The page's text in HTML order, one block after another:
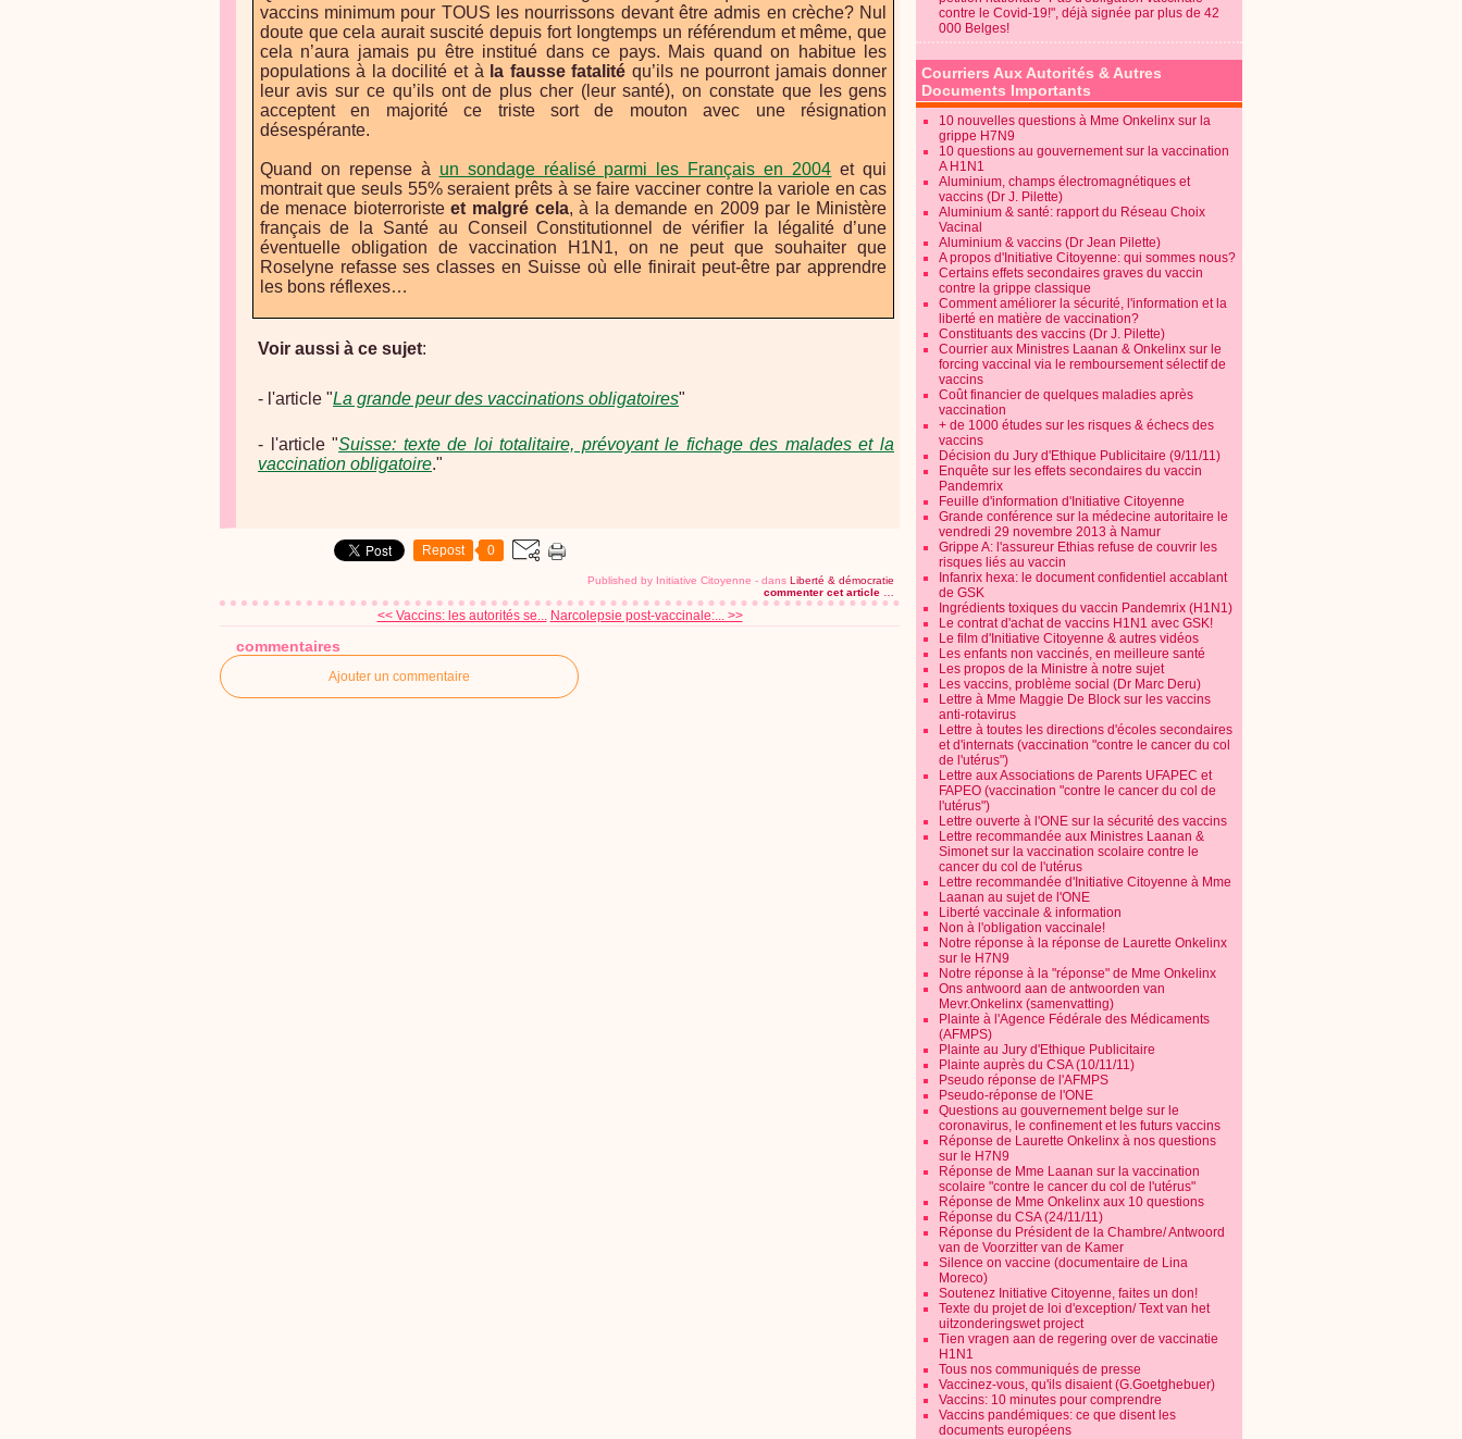
vaccins minimum pour TOUS les nourrissons devant être admis en crèche? Nul
doute que cela aurait suscité depuis fort longtemps un référendum et même, que
cela n’aura jamais pu être institué dans ce pays. Mais quand on habitue les
populations à la docilité et à la fausse fatalité qu’ils ne pourront jamais donner
leur avis sur ce qu’ils ont de plus cher (leur santé), on constate que les gens
acceptent en majorité ce triste sort de mouton avec une résignation
désespérante.
Quand on repense à un sondage réalisé parmi les Français en 2004 et qui
montrait que seuls 55% seraient prêts à se faire vacciner contre la variole en cas
de menace bioterroristeet malgré cela, à la demande en 2009 par le Ministère
français de la Santé au Conseil Constitutionnel de vérifier la légalité d’une
éventuelle obligation de vaccination H1N1, on ne peut que souhaiter que
Roselyne refasse ses classes en Suisse où elle finirait peut-être par apprendre
les bons réflexes…
Voir aussi à ce sujet:
- l'article "La grande peur des vaccinations obligatoires"
- l'article "Suisse: texte de loi totalitaire, prévoyant le fichage des malades et la
vaccination obligatoire."
Repost 0
Published by Initiative Citoyenne - dans Liberté & démocratie
commenter cet article …
<< Vaccins: les autorités se... Narcolepsie post-vaccinale:... >>
commentaires
Ajouter un commentaire
contre le Covid-19!", déjà signée par plus de 42
000 Belges!
Courriers Aux Autorités & Autres
Documents Importants
10 nouvelles questions à Mme Onkelinx sur la
grippe H7N9
10 questions au gouvernement sur la vaccination
A H1N1
Aluminium, champs électromagnétiques et
vaccins (Dr J. Pilette)
Aluminium & santé: rapport du Réseau Choix
Vacinal
Aluminium & vaccins (Dr Jean Pilette)
A propos d'Initiative Citoyenne: qui sommes nous?
Certains effets secondaires graves du vaccin
contre la grippe classique
Comment améliorer la sécurité, l'information et la
liberté en matière de vaccination?
Constituants des vaccins (Dr J. Pilette)
Courrier aux Ministres Laanan & Onkelinx sur le
forcing vaccinal via le remboursement sélectif de
vaccins
Coût financier de quelques maladies après
vaccination
+ de 1000 études sur les risques & échecs des
vaccins
Décision du Jury d'Ethique Publicitaire (9/11/11)
Enquête sur les effets secondaires du vaccin
Pandemrix
Feuille d'information d'Initiative Citoyenne
Grande conférence sur la médecine autoritaire le
vendredi 29 novembre 2013 à Namur
Grippe A: l'assureur Ethias refuse de couvrir les
risques liés au vaccin
Infanrix hexa: le document confidentiel accablant
de GSK
Ingrédients toxiques du vaccin Pandemrix (H1N1)
Le contrat d'achat de vaccins H1N1 avec GSK!
Le film d'Initiative Citoyenne & autres vidéos
Les enfants non vaccinés, en meilleure santé
Les propos de la Ministre à notre sujet
Les vaccins, problème social (Dr Marc Deru)
Lettre à Mme Maggie De Block sur les vaccins
anti-rotavirus
Lettre à toutes les directions d'écoles secondaires
et d'internats (vaccination "contre le cancer du col
de l'utérus")
Lettre aux Associations de Parents UFAPEC et
FAPEO (vaccination "contre le cancer du col de
l'utérus")
Lettre ouverte à l'ONE sur la sécurité des vaccins
Lettre recommandée aux Ministres Laanan &
Simonet sur la vaccination scolaire contre le
cancer du col de l'utérus
Lettre recommandée d'Initiative Citoyenne à Mme
Laanan au sujet de l'ONE
Liberté vaccinale & information
Non à l'obligation vaccinale!
Notre réponse à la réponse de Laurette Onkelinx
sur le H7N9
Notre réponse à la "réponse" de Mme Onkelinx
Ons antwoord aan de antwoorden van
Mevr.Onkelinx (samenvatting)
Plainte à l'Agence Fédérale des Médicaments
(AFMPS)
Plainte au Jury d'Ethique Publicitaire
Plainte auprès du CSA (10/11/11)
Pseudo réponse de l'AFMPS
Pseudo-réponse de l'ONE
Questions au gouvernement belge sur le
coronavirus, le confinement et les futurs vaccins
Réponse de Laurette Onkelinx à nos questions
sur le H7N9
Réponse de Mme Laanan sur la vaccination
scolaire "contre le cancer du col de l'utérus"
Réponse de Mme Onkelinx aux 10 questions
Réponse du CSA (24/11/11)
Réponse du Président de la Chambre/ Antwoord
van de Voorzitter van de Kamer
Silence on vaccine (documentaire de Lina
Moreco)
Soutenez Initiative Citoyenne, faites un don!
Texte du projet de loi d'exception/ Text van het
uitzonderingswet project
Tien vragen aan de regering over de vaccinatie
H1N1
Tous nos communiqués de presse
Vaccinez-vous, qu'ils disaient (G.Goetghebuer)
Vaccins: 10 minutes pour comprendre
Vaccins pandémiques: ce que disent les
documents européens